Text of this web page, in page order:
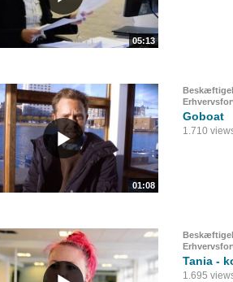
05:13
01:08
Goboat
1.710
Tania -
1.695